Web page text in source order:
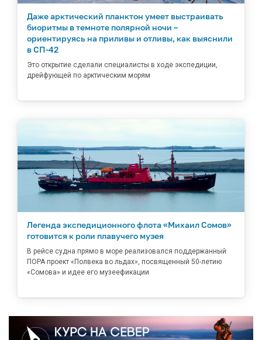
Даже арктический планктон умеет выстраивать
биоритмы в темноте полярной ночи –
ориентируясь на приливы и отливы, как выяснили
в СП-42
Это открытие сделали специалисты в ходе экспедиции,
дрейфующей по арктическим морям
Легенда экспедиционного флота «Михаил Сомов»
готовится к роли плавучего музея
В рейсе судна прямо в море реализовался поддержанный
ПОРА проект «Полвека во льдах», посвященный 50-летию
«Сомова» и идее его музеефикации